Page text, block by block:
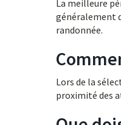
La meilleure
généralement
randonnée.
Lors de la
proximité des